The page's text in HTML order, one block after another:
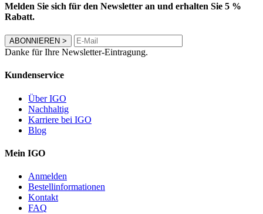
Melden Sie sich für den Newsletter an und erhalten Sie 5 %
Rabatt.
ABONNIEREN >
Danke für Ihre Newsletter-Eintragung.
Kundenservice
Über IGO
Nachhaltig
Karriere bei IGO
Blog
Mein IGO
Anmelden
Bestellinformationen
Kontakt
FAQ